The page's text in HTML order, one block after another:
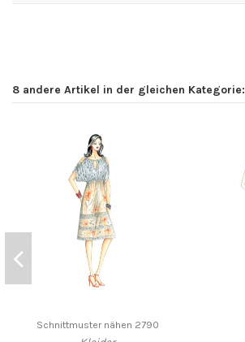
8 andere Artikel in der gleichen Kategorie:
Schnittmuster nähen 2790